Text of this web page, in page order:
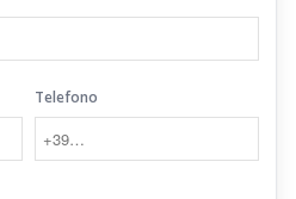
Telefono